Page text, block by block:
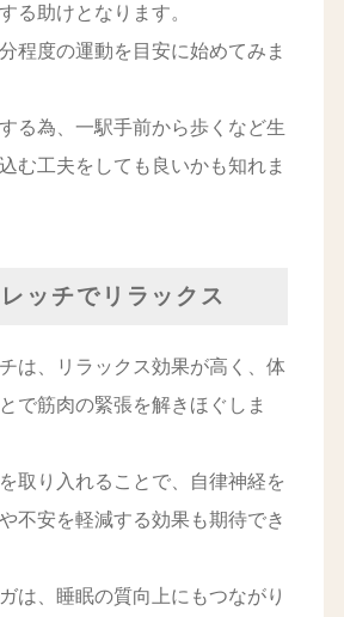
る助けとなります。
程度の運動を目安に始めてみま
る為、一駅手前から歩くなど生
む工夫をしても良いかも知れま
ッチでリラックス
は、リラックス効果が高く、体
で筋肉の緊張を解きほぐしま
取り入れることで、自律神経を
不安を軽減する効果も期待でき
は、睡眠の質向上にもつながり